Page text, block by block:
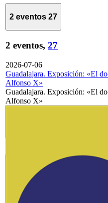
2 eventos 27
2 eventos, 27
2026-07-06
Guadalajara. Exposición: «El
Alfonso X»
Guadalajara. Exposición: «El
Alfonso X»